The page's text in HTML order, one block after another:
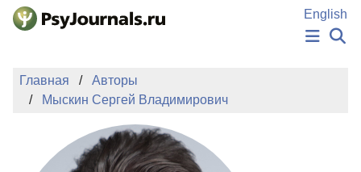
Перейти к основному содержанию
English
АВТОРЫ
ПОДАТЬ РУКОПИСЬ
БАЗА ЗНАНИЙ
КЛЮЧЕВЫЕ СЛОВА
Главная
Авторы
Мыскин Сергей Владимирович